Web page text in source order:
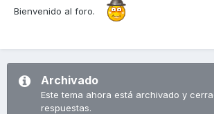
Bienvenido al foro.
Archivado
Este tema ahora está archivado y
respuestas.